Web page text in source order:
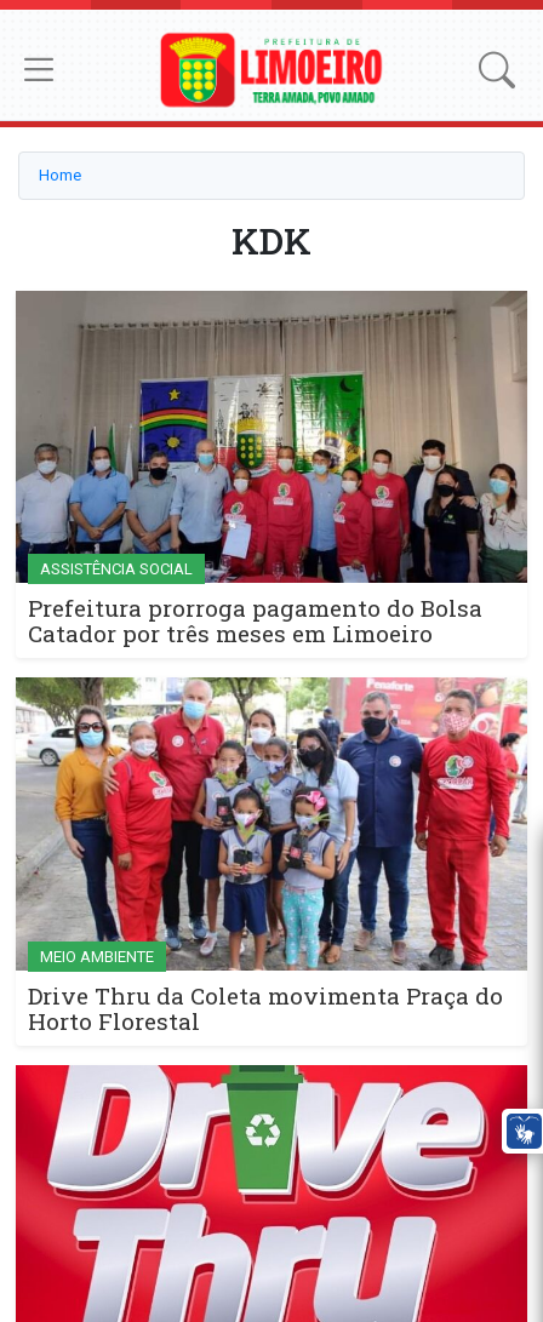
Home
KDK
ASSISTÊNCIA SOCIAL
Prefeitura prorroga pagamento do Bolsa
Catador por três meses em Limoeiro
MEIO AMBIENTE
Drive Thru da Coleta movimenta Praça do
Horto Florestal